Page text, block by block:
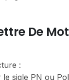
De
:
sigle PN ou